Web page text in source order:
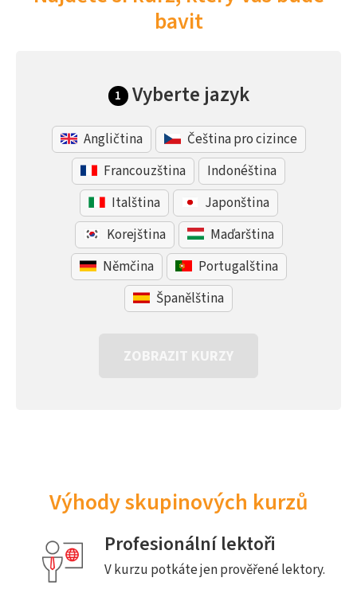
bavit
1 Vyberte jazyk
Angličtina
Čeština pro cizince
Francouzština
Indonéština
Italština
Japonština
Korejština
Maďarština
Němčina
Portugalština
Španělština
ZOBRAZIT KURZY
Výhody skupinových kurzů
Profesionální lektoři
V kurzu potkáte jen prověřené lektory.